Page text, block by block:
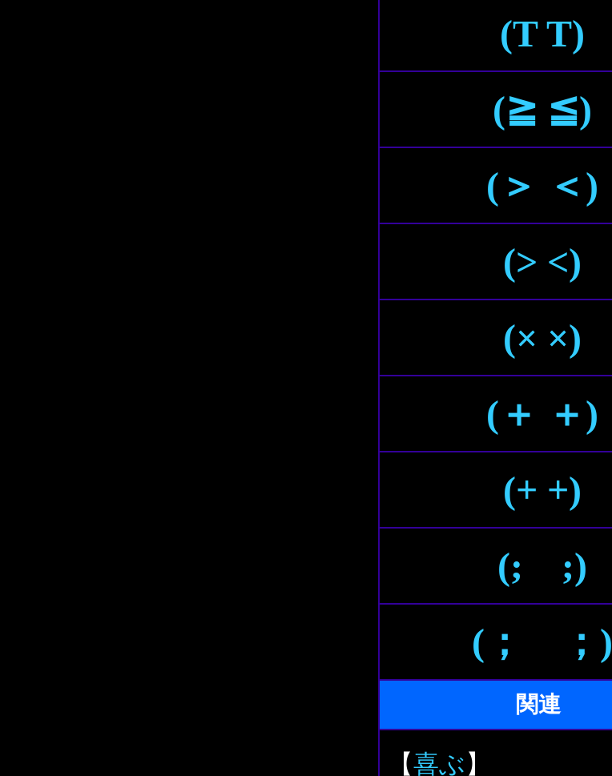
(Τ Τ)
(≧ ≦)
(＞ ＜)
(> <)
(× ×)
(＋ ＋)
(+ +)
(; ;)
(； ；)
関連
【喜ぶ】